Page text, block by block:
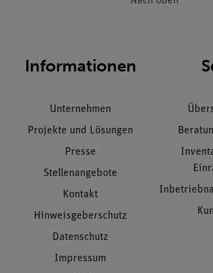
Informationen
Unternehmen
Projekte und Lösungen
Presse
Stellenangebote
Kontakt
Hinweisgeberschutz
Datenschutz
Impressum